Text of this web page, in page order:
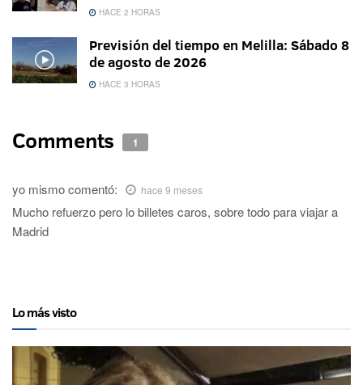
HACE 2 HORAS
Previsión del tiempo en Melilla: Sábado 8
de agosto de 2026
HACE 3 HORAS
Comments 1
yo mismocomentó: hace 9 meses
Mucho refuerzo pero lo billetes caros, sobre todo para viajar a
Madrid
Lo más visto